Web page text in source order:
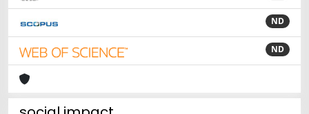
ND
ND